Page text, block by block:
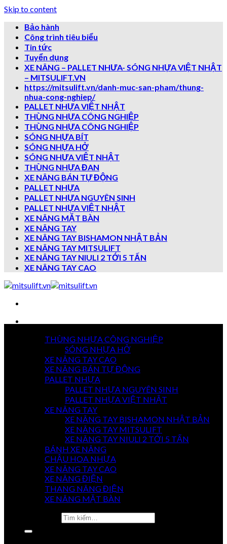
Skip to content
Bảo hành
Công trình tiêu biểu
Tin tức
Tuyển dụng
XE NÂNG – PALLET NHƯA- SÓNG NHỰA VIỆT NHẬT
– MITSULIFT.VN
https://mitsulift.vn/danh-muc-san-pham/thung-
nhua-cong-nghiep/
PALLET NHỰA VIỆT NHẬT
THÙNG NHỰA CÔNG NGHIỆP
THÙNG NHỰA CÔNG NGHIỆP
SÓNG NHỰA BÍT
SÓNG NHỰA HỞ
SÓNG NHƯA VIỆT NHẬT
THÙNG NHỰA ĐAN
XE NÂNG BÁN TỰ ĐỘNG
PALLET NHỰA
PALLET NHỰA NGUYÊN SINH
PALLET NHỰA VIỆT NHẬT
XE NÂNG MẶT BÀN
XE NÂNG TAY
XE NÂNG TAY BISHAMON NHẬT BẢN
XE NÂNG TAY MITSULIFT
XE NÂNG TAY NIULI 2 TỚI 5 TẤN
XE NÂNG TAY CAO
7 NGÀY
TOÀN QUỐC
THANH TOÁN
KHI NHẬN HÀNG
TỐT NHẤT
0915 851 488
THÙNG NHỰA CÔNG NGHIỆP
SÓNG NHỰA HỞ
XE NÂNG TAY CAO
XE NÂNG BÁN TỰ ĐỘNG
PALLET NHỰA
PALLET NHỰA NGUYÊN SINH
PALLET NHỰA VIỆT NHẬT
XE NÂNG TAY
XE NÂNG TAY BISHAMON NHẬT BẢN
XE NÂNG TAY MITSULIFT
XE NÂNG TAY NIULI 2 TỚI 5 TẤN
BÁNH XE NÂNG
CHẬU HOA NHỰA
XE NÂNG TAY CAO
XE NÂNG ĐIỆN
THANG NÂNG ĐIỆN
XE NÂNG MẶT BÀN